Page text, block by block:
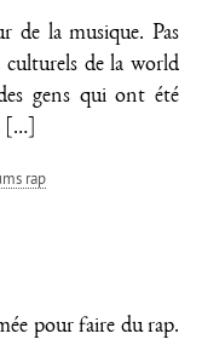
de la musique. Pas
culturels de la world
gens qui ont été
[…]
rap
pour faire du rap.